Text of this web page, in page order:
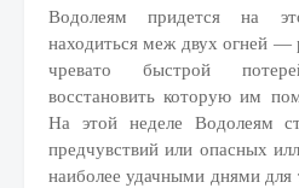
Водолеям придется на
находиться меж двух огней
чревато быстрой
восстановить которую им
На этой неделе Водолеям
предчувствий или опасных
наиболее удачными днями для